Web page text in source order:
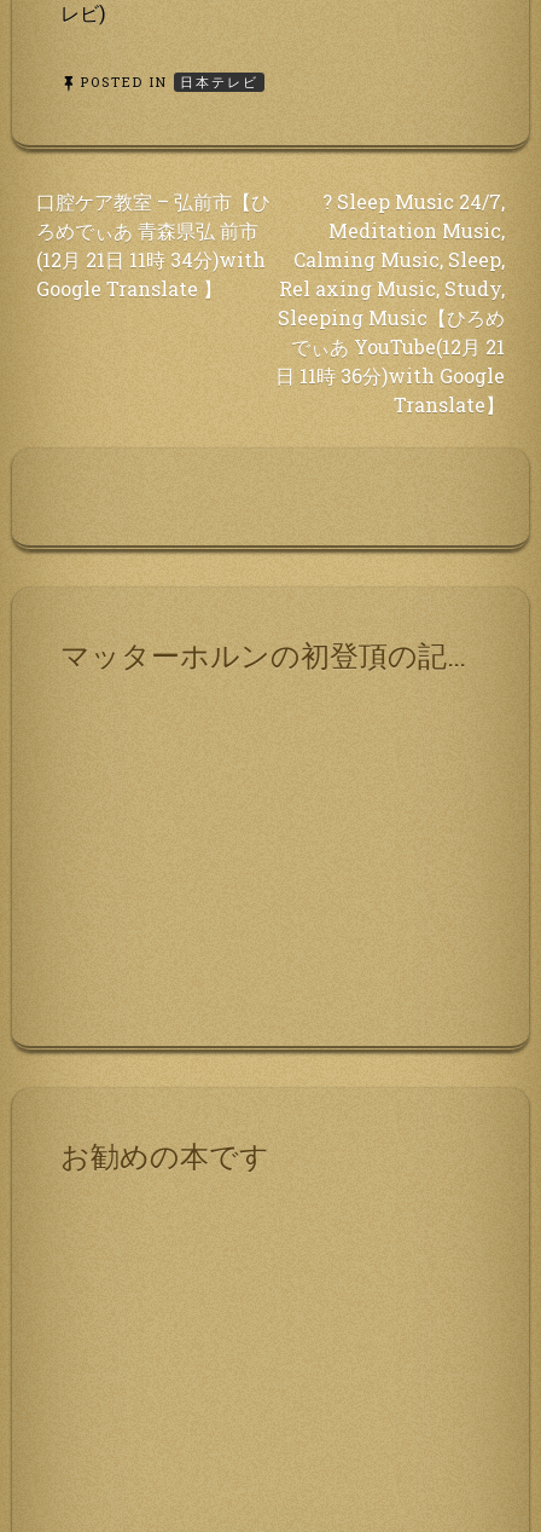
レビ)
POSTED IN 日本テレビ
投
稿
ナ
ビ
ョ
口腔ケア教室 – 弘前市【ひ
ろめでぃあ 青森県弘 前市
(12月 21日 11時 34分)with
Google Translate 】
? Sleep Music 24/7,
Meditation Music,
Calming Music, Sleep,
Rel axing Music, Study,
Sleeping Music【ひろめ
でぃあ YouTube(12月 21
日 11時 36分)with Google
Translate】
マッターホルンの初登頂の記録です
お勧めの本です